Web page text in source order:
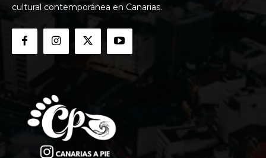
cultural contemporánea en Canarias.